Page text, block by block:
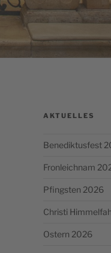
AKTUELLES
Benediktusfest
Fronleichnam
Pfingsten 2026
Christi
Ostern 2026